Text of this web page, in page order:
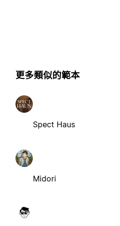
更多類似的範本
Spect Haus
Midori